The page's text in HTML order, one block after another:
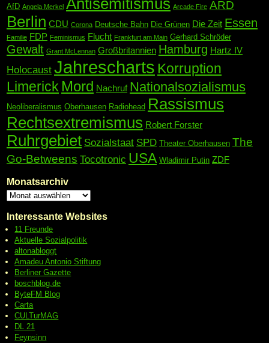
AfD Angela Merkel Antisemitismus Arcade Fire ARD
Berlin CDU Corona Deutsche Bahn Die Grünen Die Zeit Essen
Familie FDP Feminismus Flucht Frankfurt am Main Gerhard Schröder
Gewalt Grant McLennan Großbritannien Hamburg Hartz IV
Holocaust Jahrescharts Korruption
Limerick Mord Nachruf Nationalsozialismus
Neoliberalismus Oberhausen Radiohead Rassismus
Rechtsextremismus Robert Forster
Ruhrgebiet Sozialstaat SPD Theater Oberhausen The
Go-Betweens Tocotronic USA Wladimir Putin ZDF
Monatsarchiv
Interessante Websites
11 Freunde
Aktuelle Sozialpolitik
altonabloggt
Amadeu Antonio Stiftung
Berliner Gazette
boschblog.de
ByteFM Blog
Carta
CULTurMAG
DL 21
Feynsinn